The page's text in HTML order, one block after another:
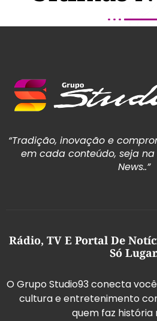
“Tradição, inovação e
em cada conteúdo, seja na
News..”
Rádio, TV E Portal De
Só
O Grupo Studio93 conecta
cultura e entretenimento
quem faz história